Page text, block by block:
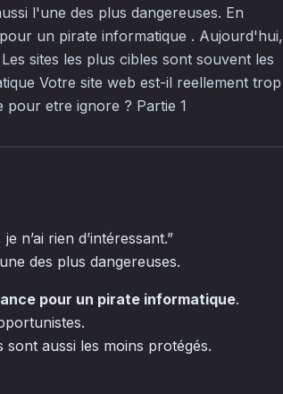
l'une des plus dangereuses. En
un pirate informatique . Aujourd'hui,
sites les plus cibles sont souvent les
Votre site web est-il reellement trop
etre ignore ? Partie 1
n’ai rien d’intéressant.”
des plus dangereuses.
pour un pirate informatique.
sont aussi les moins protégés.